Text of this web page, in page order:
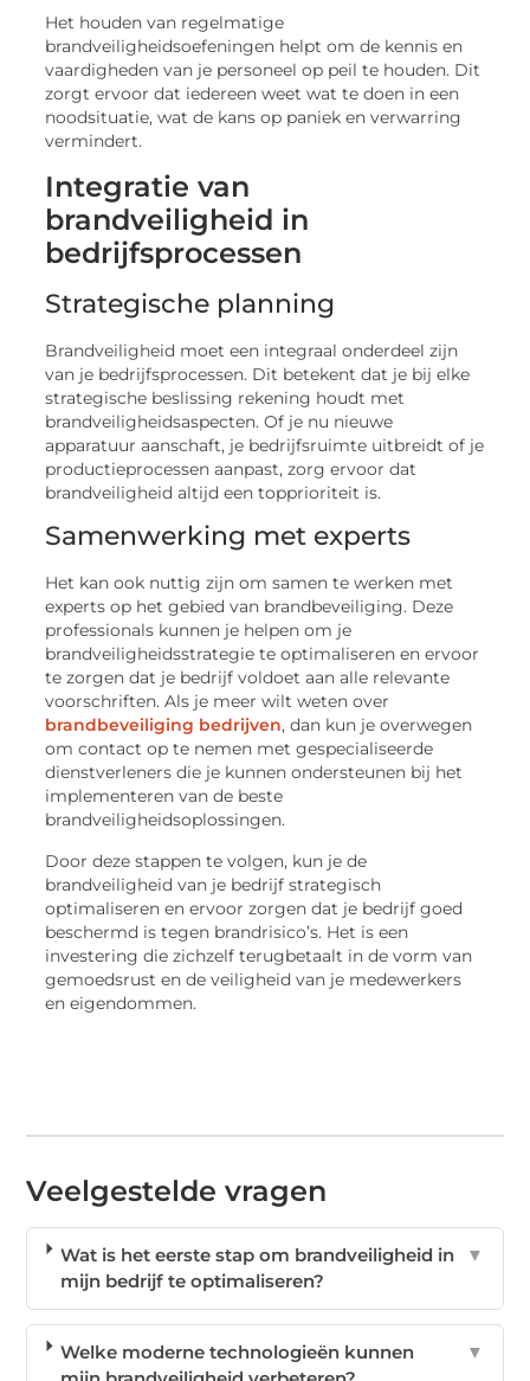
Het houden van regelmatige
brandveiligheidsoefeningen helpt om de kennis en
vaardigheden van je personeel op peil te houden. Dit
zorgt ervoor dat iedereen weet wat te doen in een
noodsituatie, wat de kans op paniek en verwarring
vermindert.
Integratie van
brandveiligheid in
bedrijfsprocessen
Strategische planning
Brandveiligheid moet een integraal onderdeel zijn
van je bedrijfsprocessen. Dit betekent dat je bij elke
strategische beslissing rekening houdt met
brandveiligheidsaspecten. Of je nu nieuwe
apparatuur aanschaft, je bedrijfsruimte uitbreidt of je
productieprocessen aanpast, zorg ervoor dat
brandveiligheid altijd een topprioriteit is.
Samenwerking met experts
Het kan ook nuttig zijn om samen te werken met
experts op het gebied van brandbeveiliging. Deze
professionals kunnen je helpen om je
brandveiligheidsstrategie te optimaliseren en ervoor
te zorgen dat je bedrijf voldoet aan alle relevante
voorschriften. Als je meer wilt weten over
brandbeveiliging bedrijven, dan kun je overwegen
om contact op te nemen met gespecialiseerde
dienstverleners die je kunnen ondersteunen bij het
implementeren van de beste
brandveiligheidsoplossingen.
Door deze stappen te volgen, kun je de
brandveiligheid van je bedrijf strategisch
optimaliseren en ervoor zorgen dat je bedrijf goed
beschermd is tegen brandrisico’s. Het is een
investering die zichzelf terugbetaalt in de vorm van
gemoedsrust en de veiligheid van je medewerkers
en eigendommen.
Veelgestelde vragen
Wat is het eerste stap om brandveiligheid in
mijn bedrijf te optimaliseren?
▼
Welke moderne technologieën kunnen
▼